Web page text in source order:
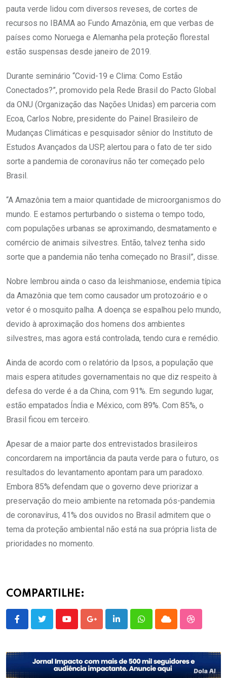
pauta verde lidou com diversos reveses, de cortes de
recursos no IBAMA ao Fundo Amazônia, em que verbas de
países como Noruega e Alemanha pela proteção florestal
estão suspensas desde janeiro de 2019.
Durante seminário “Covid-19 e Clima: Como Estão
Conectados?”, promovido pela Rede Brasil do Pacto Global
da ONU (Organização das Nações Unidas) em parceria com
Ecoa, Carlos Nobre, presidente do Painel Brasileiro de
Mudanças Climáticas e pesquisador sênior do Instituto de
Estudos Avançados da USP, alertou para o fato de ter sido
sorte a pandemia de coronavírus não ter começado pelo
Brasil.
“A Amazônia tem a maior quantidade de microorganismos do
mundo. E estamos perturbando o sistema o tempo todo,
com populações urbanas se aproximando, desmatamento e
comércio de animais silvestres. Então, talvez tenha sido
sorte que a pandemia não tenha começado no Brasil”, disse.
Nobre lembrou ainda o caso da leishmaniose, endemia típica
da Amazônia que tem como causador um protozoário e o
vetor é o mosquito palha. A doença se espalhou pelo mundo,
devido à aproximação dos homens dos ambientes
silvestres, mas agora está controlada, tendo cura e remédio.
Ainda de acordo com o relatório da Ipsos, a população que
mais espera atitudes governamentais no que diz respeito à
defesa do verde é a da China, com 91%. Em segundo lugar,
estão empatados Índia e México, com 89%. Com 85%, o
Brasil ficou em terceiro.
Apesar de a maior parte dos entrevistados brasileiros
concordarem na importância da pauta verde para o futuro, os
resultados do levantamento apontam para um paradoxo.
Embora 85% defendam que o governo deve priorizar a
preservação do meio ambiente na retomada pós-pandemia
de coronavírus, 41% dos ouvidos no Brasil admitem que o
tema da proteção ambiental não está na sua própria lista de
prioridades no momento.
COMPARTILHE:
YoutubeGoogle+LinkedInWhatsappCloud